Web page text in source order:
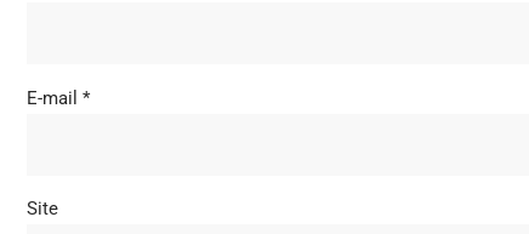
E-mail *
Site